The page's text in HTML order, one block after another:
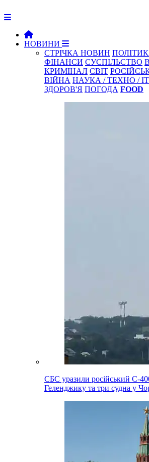
НОВИНИ
СТРІЧКА НОВИН
ФІНАНСИ СУСПІЛЬСТВО
КРИМІНАЛ СВІТ
ВІЙНА НАУКА / ТЕХНО / IT
ЗДОРОВ'Я ПОГОДА FOOD
СБС уразили російський С-
Геленджику та три судна у